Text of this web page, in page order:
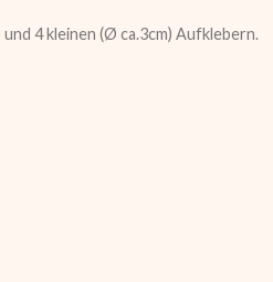
4 kleinen (Ø ca.3cm) Aufklebern.